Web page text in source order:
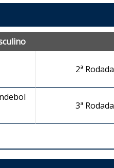
2ª Rodada
3ª Rodada